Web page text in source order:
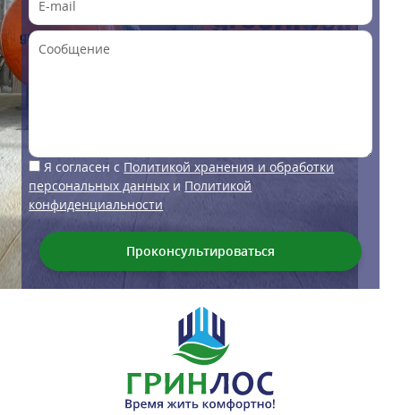
Я согласен с Политикой хранения и обработки
персональных данных и Политикой
конфиденциальности